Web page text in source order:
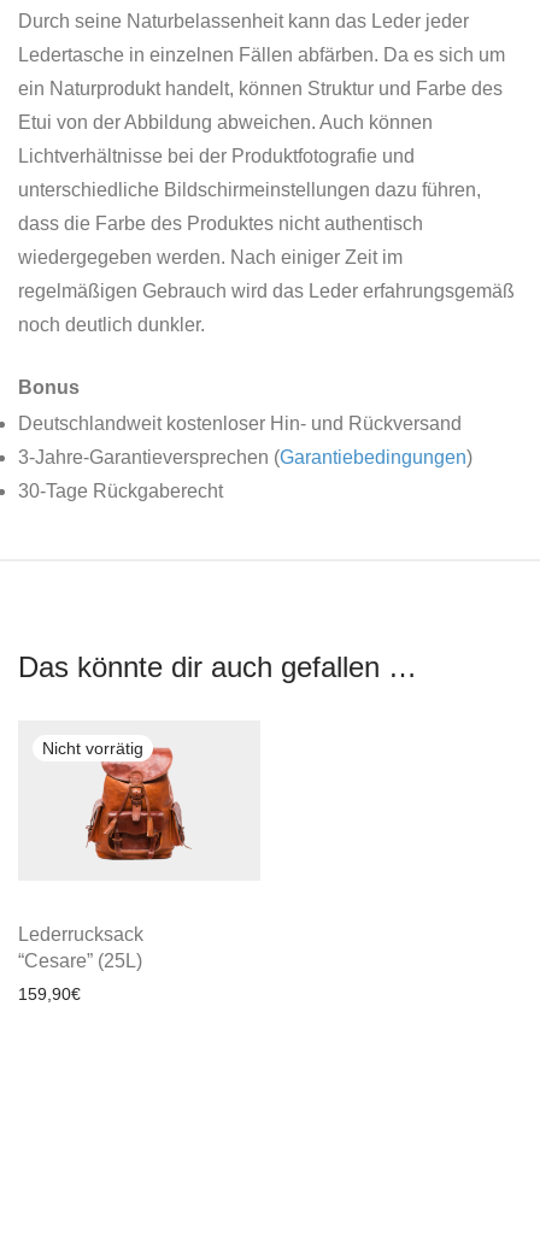
Durch seine Naturbelassenheit kann das Leder jeder
Ledertasche in einzelnen Fällen abfärben. Da es sich um
ein Naturprodukt handelt, können Struktur und Farbe des
Etui von der Abbildung abweichen. Auch können
Lichtverhältnisse bei der Produktfotografie und
unterschiedliche Bildschirmeinstellungen dazu führen,
dass die Farbe des Produktes nicht authentisch
wiedergegeben werden. Nach einiger Zeit im
regelmäßigen Gebrauch wird das Leder erfahrungsgemäß
noch deutlich dunkler.
Bonus
Deutschlandweit kostenloser Hin- und Rückversand
3-Jahre-Garantieversprechen (Garantiebedingungen)
30-Tage Rückgaberecht
Das könnte dir auch gefallen …
Lederrucksack
“Cesare” (25L)
159,90€